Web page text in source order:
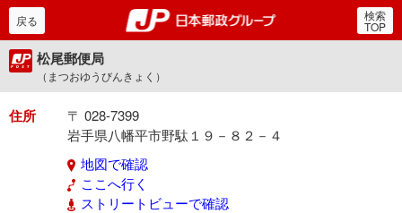
郵便局・日本郵政グルー
戻る 検索
TOP
松尾郵便局
（まつおゆうびんきょく）
住所
〒 028-7399
岩手県八幡平市野駄１９－８２－４
地図で確認
ここへ行く
ストリートビューで確認